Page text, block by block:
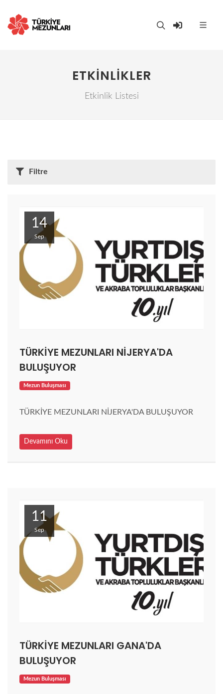
ETKINLIKLER
Etkinlik Listesi
Filtre
14
Sep
TÜRKİYE MEZUNLARI NİJERYA'DA
BULUŞUYOR
Mezun Buluşması
TÜRKİYE MEZUNLARI NİJERYA'DA BULUŞUYOR
Devamını Oku
11
Sep
TÜRKİYE MEZUNLARI GANA'DA
BULUŞUYOR
Mezun Buluşması